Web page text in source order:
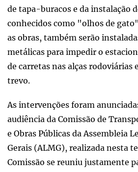
de tapa-buracos e da instalação
conhecidos como "olhos de
as obras, também serão
metálicas para impedir o
de carretas nas alças rodoviárias
trevo.
As intervenções foram
audiência da Comissão de
e Obras Públicas da Assembleia
Gerais (ALMG), realizada nesta
Comissão se reuniu justamente